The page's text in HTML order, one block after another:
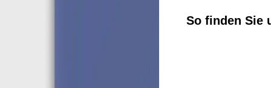
So finden Sie